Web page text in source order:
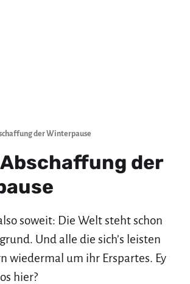
der Winterpause
der
soweit: Die Welt steht schon
Und alle die sich’s leisten
wiedermal um ihr Erspartes. Ey
hier?